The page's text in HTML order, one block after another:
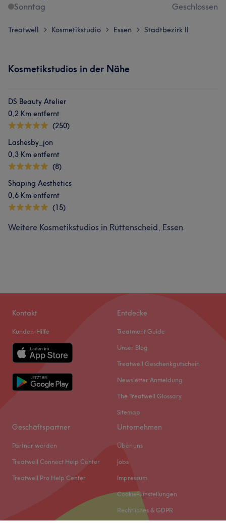
Sonntag
Geschlossen
Treatwell > Kosmetikstudio > Essen > Stadtbezirk II
Kosmetikstudios in der Nähe
DS Beauty Atelier
0,2 Km entfernt
(250)
Lashesby_jon
0,3 Km entfernt
(8)
Shaping Aesthetics
0,6 Km entfernt
(15)
Weitere Kosmetikstudios in Rüttenscheid, Essen
Kontakt
Kunden-Hilfe
Entdecke
Treatment Guide
Unser Blog
Treatwell Geschenkgutschein
Newsletter Anmeldung
The Treatwell Glossary
Sitemap
Geschäftspartner
Partner werden
Treatwell Connect Help Center
Treatwell Pro Help Center
Unternehmen
Über uns
Jobs
Impressum
Cookie-Einstellungen
Rechtliches & GDPR